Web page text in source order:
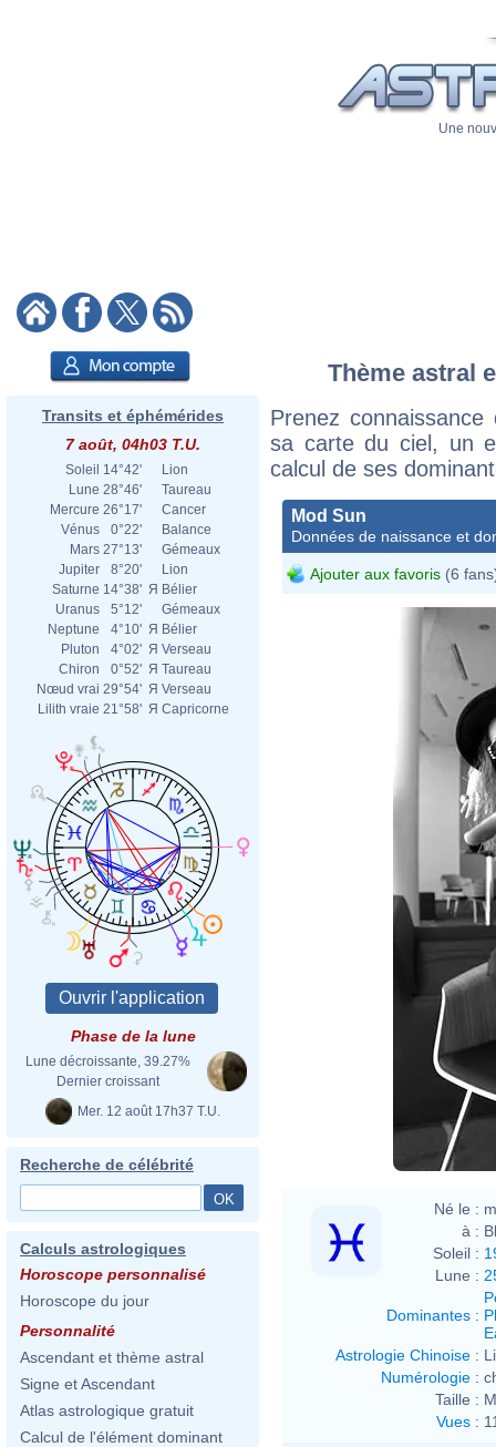
Une
Transits et éphémérides
7 août, 04h03 T.U.
Soleil 14°42'
Lion
Lune 28°46'
Taureau
Mercure 26°17'
Cancer
Vénus
0°22'
Balance
Mars 27°13'
Gémeaux
Jupiter
8°20'
Lion
Saturne 14°38' Я Bélier
Uranus
5°12'
Gémeaux
Neptune
4°10' Я Bélier
Pluton
4°02' Я Verseau
Chiron
0°52' Я Taureau
Nœud vrai 29°54' Я Verseau
Lilith vraie 21°58' Я Capricorne
Phase de la lune
Lune décroissante, 39.27%
Dernier croissant
Mer. 12 août 17h37 T.U.
Recherche de célébrité
Calculs astrologiques
Horoscope personnalisé
Horoscope du jour
Personnalité
Ascendant et thème astral
Signe et Ascendant
Atlas astrologique gratuit
Calcul de l'élément dominant
Thème astral
Prenez
sa carte du ciel, un
calcul de ses
Mod Sun
Données de naissance et
Ajouter aux favoris (6
Né le :
à :
Soleil :
Lune :
Dominantes :
Astrologie Chinoise :
Numérologie :
Taille :
Vues :